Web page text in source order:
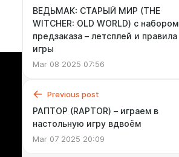
ВЕДЬМАК: СТАРЫЙ МИР (THE
WITCHER: OLD WORLD) с набором
предзаказа – летсплей и правила
игры
Mar 08 2025 07:56
Previous post
РАПТОР (RAPTOR) – играем в
настольную игру вдвоём
Mar 07 2025 20:09